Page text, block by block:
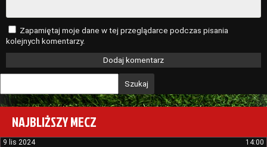
Zapamiętaj moje dane w tej przeglądarce podczas pisania
kolejnych komentarzy.
Szukaj
NAJBLIŻSZY MECZ
9 lis 2024 14:00